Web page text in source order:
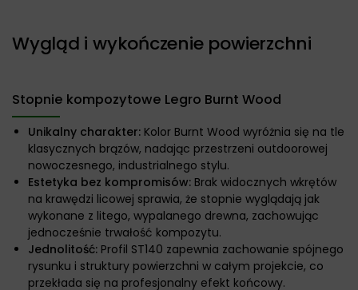
Wygląd i wykończenie powierzchni
Stopnie kompozytowe Legro Burnt Wood
Unikalny charakter: Kolor Burnt Wood wyróżnia się na tle
klasycznych brązów, nadając przestrzeni outdoorowej
nowoczesnego, industrialnego stylu.
Estetyka bez kompromisów: Brak widocznych wkrętów
na krawędzi licowej sprawia, że stopnie wyglądają jak
wykonane z litego, wypalanego drewna, zachowując
jednocześnie trwałość kompozytu.
Jednolitość: Profil ST140 zapewnia zachowanie spójnego
rysunku i struktury powierzchni w całym projekcie, co
przekłada się na profesjonalny efekt końcowy.